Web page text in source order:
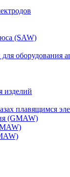
(SAW)
оборудования
изделий
плавящимся
(GMAW)